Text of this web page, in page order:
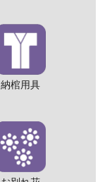
納棺用具